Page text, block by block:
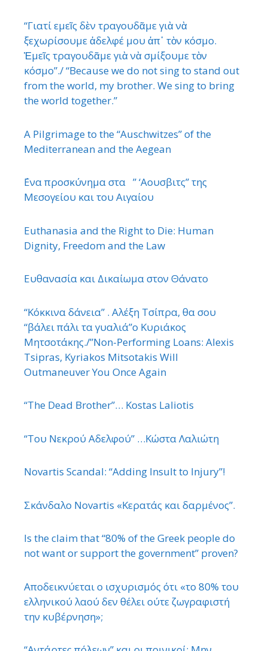
“Γιατί εμεῖς δὲν τραγουδᾶμε γιὰ νὰ
ξεχωρίσουμε ἀδελφέ μου ἀπ᾿ τὸν κόσμο.
Ἐμεῖς τραγουδᾶμε γιὰ νὰ σμίξουμε τὸν
κόσμο”./ “Because we do not sing to stand out
from the world, my brother. We sing to bring
the world together.”
A Pilgrimage to the “Auschwitzes” of the
Mediterranean and the Aegean
΄Ενα προσκύνημα στα ” ‘Αουσβιτς” της
Μεσογείου και του Αιγαίου
Euthanasia and the Right to Die: Human
Dignity, Freedom and the Law
Ευθανασία και Δικαίωμα στον Θάνατο
“Κόκκινα δάνεια” . Αλέξη Τσίπρα, θα σου
“βάλει πάλι τα γυαλιά”ο Κυριάκος
Μητσοτάκης./”Non-Performing Loans: Alexis
Tsipras, Kyriakos Mitsotakis Will
Outmaneuver You Once Again
“The Dead Brother”… Kostas Laliotis
“Του Νεκρού Αδελφού” …Κώστα Λαλιώτη
Novartis Scandal: “Adding Insult to Injury”!
Σκάνδαλο Novartis «Κερατάς και δαρμένος”.
Is the claim that “80% of the Greek people do
not want or support the government” proven?
Αποδεικνύεται ο ισχυρισμός ότι «το 80% του
ελληνικού λαού δεν θέλει ούτε ζωγραφιστή
την κυβέρνηση»;